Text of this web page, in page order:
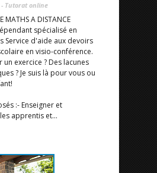
Tutorat online
MATHS A DISTANCE
spécialisé en
Service d'aide aux devoirs
en visio-conférence.
un exercice ? Des lacunes
? Je suis là pour vous ou
:- Enseigner et
apprentis et...